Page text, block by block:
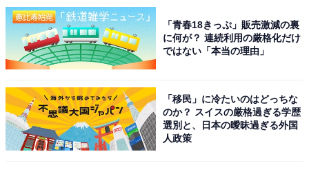
アクセス・料金・宿泊情報は？
「青春18きっぷ」販売激減の裏
に何が？ 連続利用の厳格化だけ
ではない「本当の理由」
「移民」に冷たいのはどっちな
のか？ スイスの厳格過ぎる学歴
選別と、日本の曖昧過ぎる外国
人政策